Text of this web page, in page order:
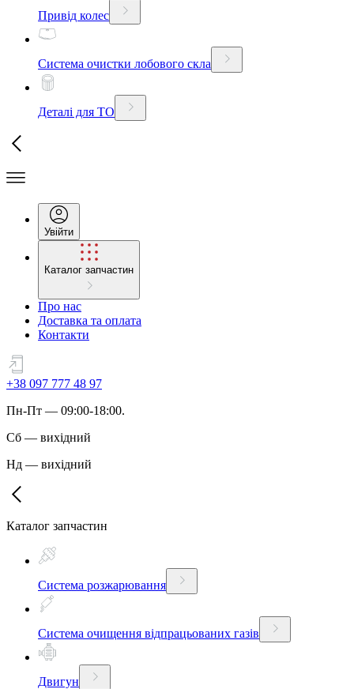
Привід колес
Система очистки лобового скла
Деталі для ТО
Увійти
Каталог запчастин
Про нас
Доставка та оплата
Контакти
+38 097 777 48 97
Пн-Пт — 09:00-18:00.
Сб — вихідний
Нд — вихідний
Каталог запчастин
Система розжарювання
Система очищення відпрацьованих газів
Двигун